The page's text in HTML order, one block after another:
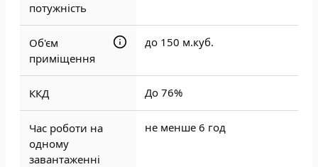
потужність
Об'єм
приміщення
до 150 м.куб.
ККД До 76%
Час роботи на
одному
завантаженні
не менше 6 год